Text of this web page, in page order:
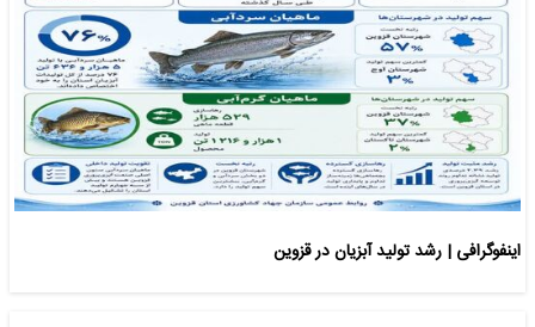
اینفوگرافی | رشد تولید آبزیان در قزوین